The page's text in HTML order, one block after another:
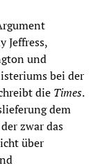
Jeffress,
und
bei der
die Times.
dem
zwar das
über